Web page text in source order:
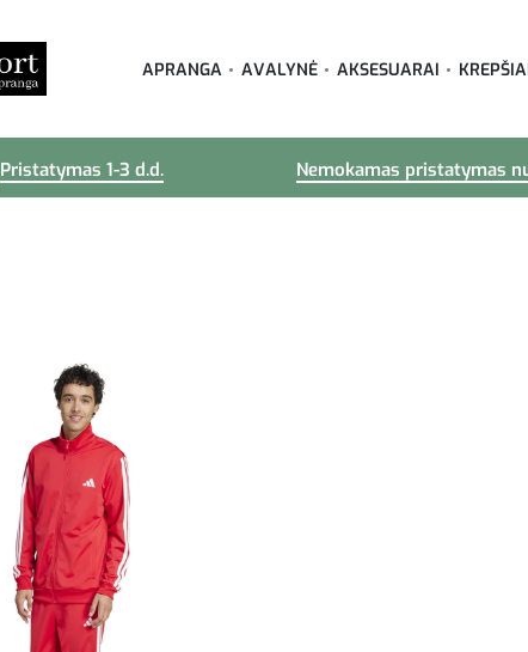
APRANGA AVALYNĖ AKSESUARAI
Pristatymas 1-3 d.d. Nemokamas pristatymas